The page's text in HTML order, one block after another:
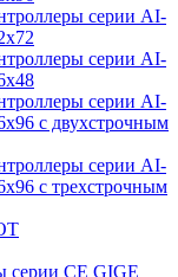
серии AI-
серии AI-
серии AI-
с двухстрочным
серии AI-
с трехстрочным
серии CE GIGE